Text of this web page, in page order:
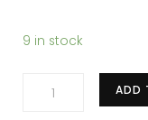
9 in stock
Coque
ADD